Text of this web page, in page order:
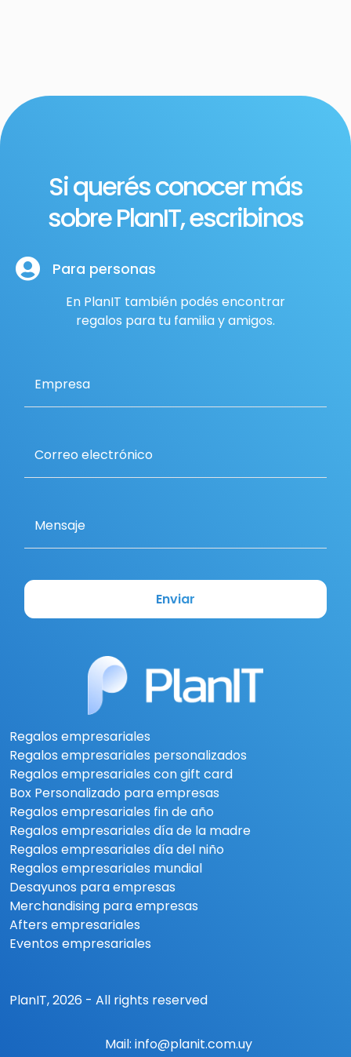
Si querés conocer más
sobre PlanIT, escribinos
Para personas
En PlanIT también podés encontrar
regalos para tu familia y amigos.
Empresa
Correo electrónico
Mensaje
Enviar
Regalos empresariales
Regalos empresariales personalizados
Regalos empresariales con gift card
Box Personalizado para empresas
Regalos empresariales fin de año
Regalos empresariales día de la madre
Regalos empresariales día del niño
Regalos empresariales mundial
Desayunos para empresas
Merchandising para empresas
Afters empresariales
Eventos empresariales
PlanIT, 2026 - All rights reserved
Mail: info@planit.com.uy